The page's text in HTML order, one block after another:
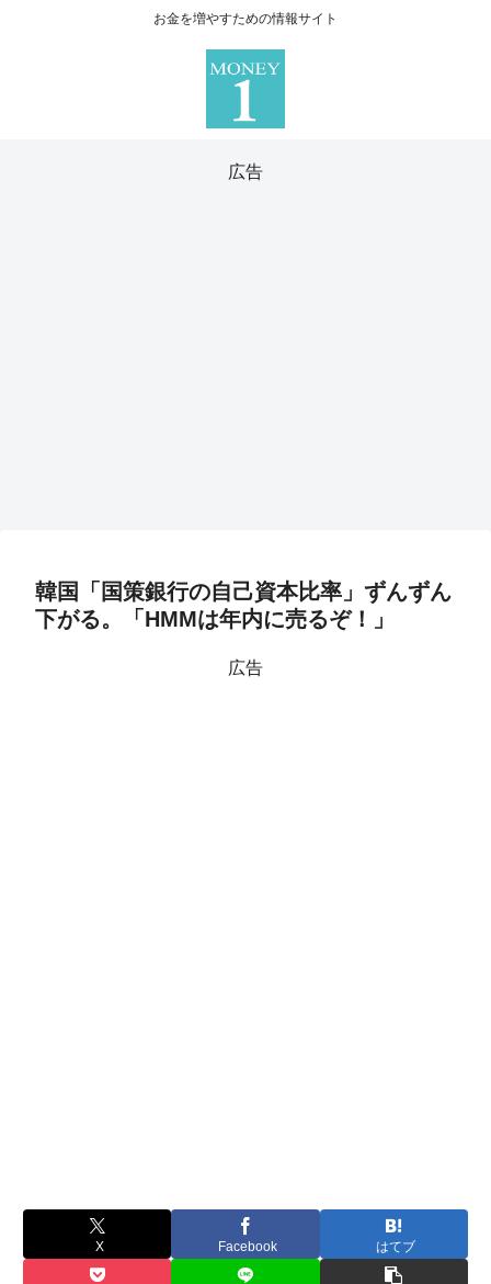
お金を増やすための情報サイト
広告
韓国「国策銀行の自己資本比率」ずんずん
下がる。「HMMは年内に売るぞ！」
広告
X Facebook はてブ